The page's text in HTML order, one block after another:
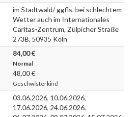
im Stadtwald/ ggfls. bei schlechtem
Wetter auch im Internationales
Caritas-Zentrum, Zülpicher Straße
273B, 50935 Köln
84,00 €
Normal
48,00 €
Geschwisterkind
03.06.2026, 10.06.2026,
17.06.2026, 24.06.2026,